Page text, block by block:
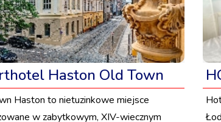
Haston Old Town
Haston to nietuzinkowe miejsce
w zabytkowym, XIV-wiecznym